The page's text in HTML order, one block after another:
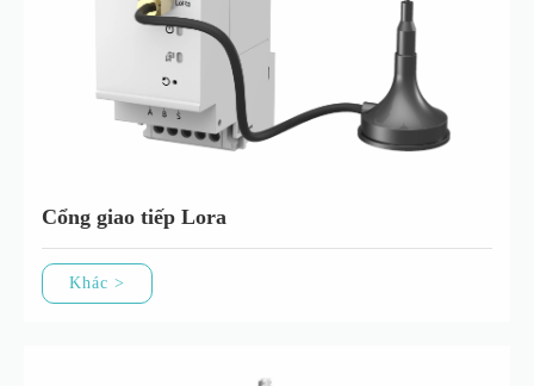
Cổng giao tiếp Lora
Khác >